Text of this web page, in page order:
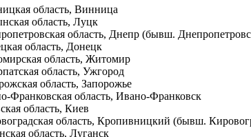
область, Винница
область, Луцк
область, Днепр (бывш.
область, Донецк
область, Житомир
область, Ужгород
область, Запорожье
Франковская область, Ивано-Франковск
область, Киев
область, Кропивницкий (бывш.
область, Луганск